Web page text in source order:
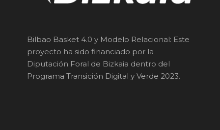
Bilbao Basket 4.0 y Modelo Relacional: Este
proyecto ha sido financiado por la
Diputación Foral de Bizkaia dentro del
Programa Transición Digital y Verde 2023.